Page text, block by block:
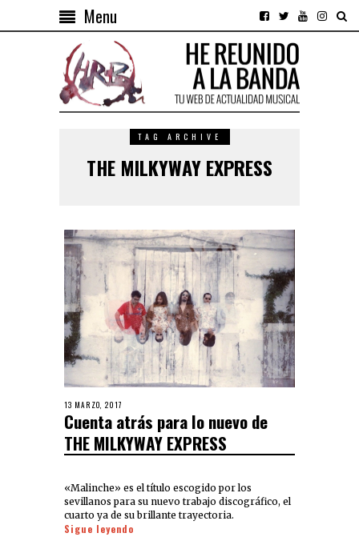
Menu
TAG ARCHIVE
THE MILKYWAY EXPRESS
13 MARZO, 2017
Cuenta atrás para lo nuevo de
THE MILKYWAY EXPRESS
«Malinche» es el título escogido por los
sevillanos para su nuevo trabajo discográfico, el
cuarto ya de su brillante trayectoria.
Sigue leyendo